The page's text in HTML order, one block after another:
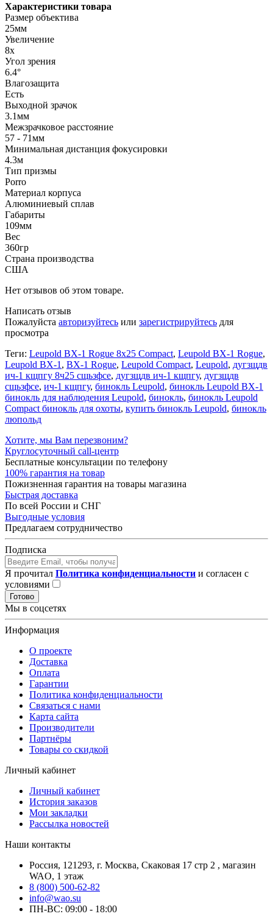
Характеристики товара
Размер объектива
25мм
Увеличение
8x
Угол зрения
6.4°
Влагозащита
Есть
Выходной зрачок
3.1мм
Межзрачковое расстояние
57 - 71мм
Минимальная дистанция фокусировки
4.3м
Тип призмы
Porro
Материал корпуса
Алюминиевый сплав
Габариты
109мм
Вес
360гр
Страна производства
США
Нет отзывов об этом товаре.
Написать отзыв
Пожалуйста авторизуйтесь или зарегистрируйтесь для
просмотра
Теги: Leupold BX-1 Rogue 8x25 Compact, Leupold BX-1 Rogue,
Leupold BX-1 , BX-1 Rogue, Leupold Compact, Leupold, дугзщдв
ич-1 кщпгу 8ч25 сщьзфсе, дугзщдв ич-1 кщпгу, дугзщдв
сщьзфсе, ич-1 кщпгу, бинокль Leupold, бинокль Leupold BX-1
бинокль для наблюдения Leupold, бинокль, бинокль Leupold
Compact бинокль для охоты, купить бинокль Leupold, бинокль
люпольд
Хотите, мы Вам перезвоним?
Круглосуточный call-центр
Бесплатные консультации по телефону
100% гарантия на товар
Пожизненная гарантия на товары магазина
Быстрая доставка
По всей России и СНГ
Выгодные условия
Предлагаем сотрудничество
Подписка
Я прочитал Политика конфиденциальности и согласен с
условиями
Готово
Мы в соцсетях
Информация
О проекте
Доставка
Оплата
Гарантии
Политика конфиденциальности
Связаться с нами
Карта сайта
Производители
Партнёры
Товары со скидкой
Личный кабинет
Личный кабинет
История заказов
Мои закладки
Рассылка новостей
Наши контакты
Россия, 121293, г. Москва, Скаковая 17 стр 2 , магазин
WAO, 1 этаж
8 (800) 500-62-82
info@wao.su
ПН-ВС: 09:00 - 18:00